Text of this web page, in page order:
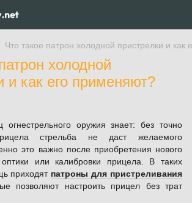
Что такое патрон холодной пристрелки и как
холодной
и как его применяют?
огнестрельного оружия знает: без точно
стрельба не даст желаемого
это важно после приобретения нового
или калибровки прицела. В таких
приходят патроны для пристреливания
позволяют настроить прицел без трат